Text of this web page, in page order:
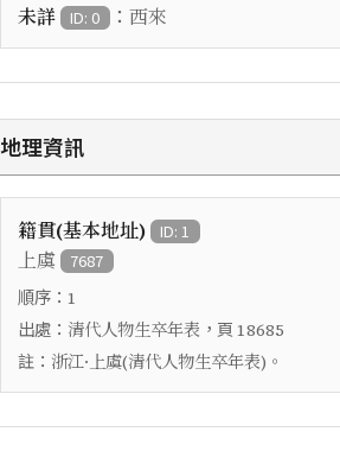
未詳 ID: 0 ： 西來
地理資訊
籍貫(基本地址) ID: 1
上虞 7687
順序： 1
出處： 清代人物生卒年表 ，頁 18685
註： 浙江·上虞(清代人物生卒年表)。